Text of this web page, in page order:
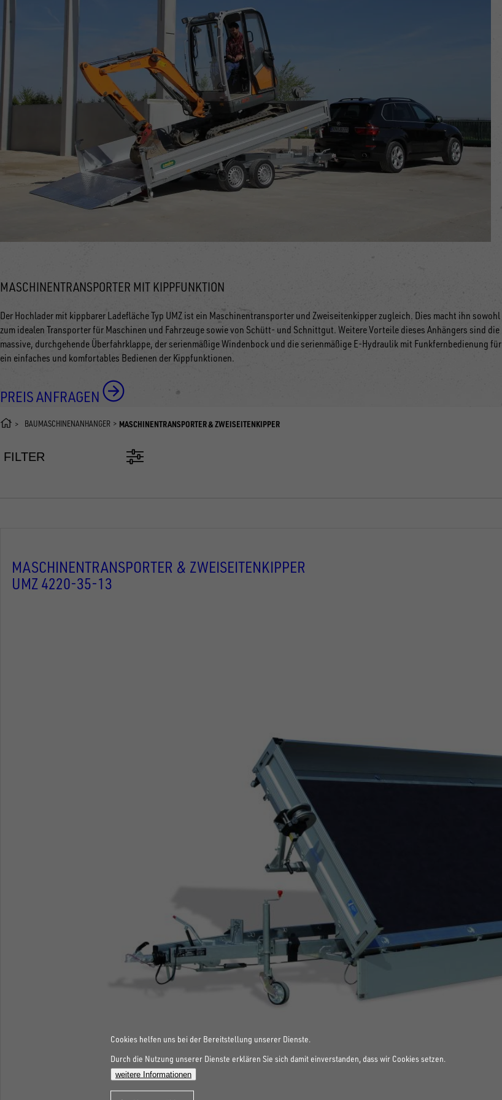
MASCHINENTRANSPORTER MIT KIPPFUNKTION
Der Hochlader mit kippbarer Ladefläche Typ UMZ ist ein Maschinentransporter und Zweiseitenkipper zugleich. Dies macht ihn sowohl
zum idealen Transporter für Maschinen und Fahrzeuge sowie von Schütt- und Schnittgut. Weitere Vorteile dieses Anhängers sind die
massive, durchgehende Überfahrklappe, der serienmäßige Windenbock und die serienmäßige E-Hydraulik mit Funkfernbedienung für
ein einfaches und komfortables Bedienen der Kippfunktionen.
PREIS ANFRAGEN
BAUMASCHINENANHÄNGER MASCHINENTRANSPORTER & ZWEISEITENKIPPER
FILTER
MASCHINENTRANSPORTER & ZWEISEITENKIPPER
UMZ 4220-35-13
Cookies helfen uns bei der Bereitstellung unserer Dienste.
Durch die Nutzung unserer Dienste erklären Sie sich damit einverstanden, dass wir Cookies setzen.
weitere Informationen